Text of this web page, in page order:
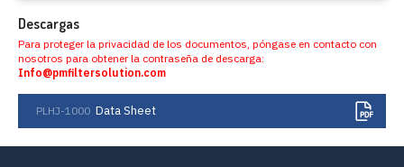
Descargas
Para proteger la privacidad de los documentos, póngase en contacto con
nosotros para obtener la contraseña de descarga:
Info@pmfiltersolution.com
PLHJ-1000 Data Sheet